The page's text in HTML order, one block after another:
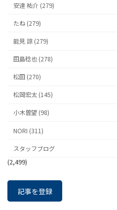
安達 祐介 (279)
たね (279)
能見 諒 (279)
田島稔也 (278)
松田 (270)
松岡宏太 (145)
小木曽望 (98)
NORI (311)
スタッフブログ
(2,499)
記事を登録